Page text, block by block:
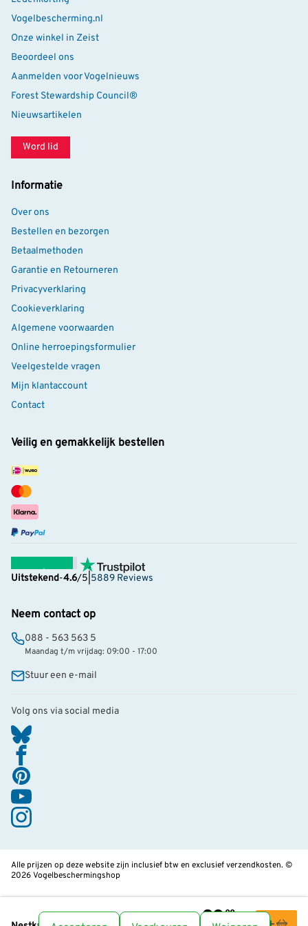
29,99
ideaal voor natuurliefhebbers.
Veilig, betrouwbaar en fraai vormgegeven – de perfecte
nestkast voor tuinvogels om hun jongen groot te
brengen.
Deze 32mm uitvoering is speciaal ontworpen voor
koolmezen en boomklevers.
Vogelbescherming.nl
Onze winkel in Zeist
Beoordeel ons
Aanmelden voor Vogelnieuws
Forest Stewardship Council®
Nieuwsartikelen
Word lid
Informatie
Over ons
Bestellen en bezorgen
Betaalmethoden
Garantie en Retourneren
Privacyverklaring
Cookieverklaring
Algemene voorwaarden
Online herroepingsformulier
Veelgestelde vragen
Mijn klantaccount
Contact
Veilig en gemakkelijk bestellen
Uitstekend-4.6/5 5889 Reviews
Neem contact op
088 - 563 563 5
Maandag t/m vrijdag: 09:00 - 17:00
Stuur een e-mail
Volg ons via social media
Alle prijzen op deze website zijn inclusief btw en exclusief verzendkosten. ©
2026 Vogelbeschermingshop